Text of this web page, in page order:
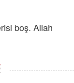
boş. Allah